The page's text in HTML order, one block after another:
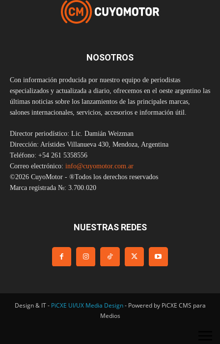
NOSOTROS
Con información producida por nuestro equipo de periodistas
especializados y actualizada a diario, ofrecemos en el oeste argentino las
últimas noticias sobre los lanzamientos de las principales marcas,
salones internacionales, servicios, accesorios e información útil.
Director periodístico: Lic. Damián Weizman
Dirección: Arístides Villanueva 430, Mendoza, Argentina
Teléfono: +54 261 5358556
Correo electrónico: info@cuyomotor.com.ar
©2026 CuyoMotor - ®Todos los derechos reservados
Marca registrada №: 3.700.020
NUESTRAS REDES
Design & IT - PiCXE UI/UX Media Design- Powered by PiCXE CMS para
Medios